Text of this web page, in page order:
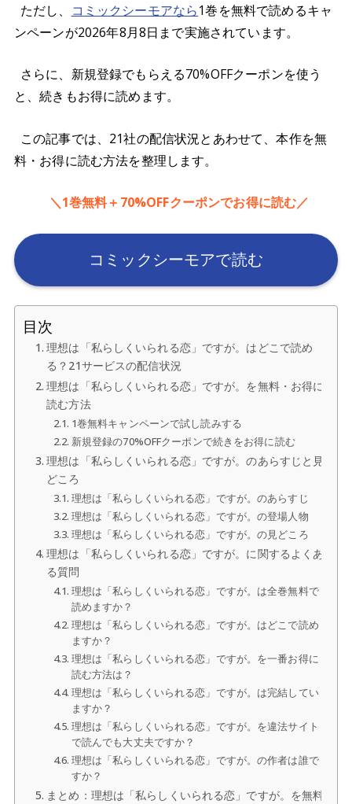
ただし、 コミックシーモアなら1巻を無料で読めるキャ
ンペーンが2026年8月8日まで実施されています。
さらに、新規登録でもらえる70%OFFクーポンを使う
と、続きもお得に読めます。
この記事では、21社の配信状況とあわせて、本作を無
料・お得に読む方法を整理します。
＼1巻無料＋70%OFFクーポンでお得に読む／
コミックシーモアで読む
目次
理想は「私らしくいられる恋」ですが。はどこで読め
る？21サービスの配信状況
理想は「私らしくいられる恋」ですが。を無料・お得に
読む方法
1巻無料キャンペーンで試し読みする
新規登録の70%OFFクーポンで続きをお得に読む
理想は「私らしくいられる恋」ですが。のあらすじと見
どころ
理想は「私らしくいられる恋」ですが。のあらすじ
理想は「私らしくいられる恋」ですが。の登場人物
理想は「私らしくいられる恋」ですが。の見どころ
理想は「私らしくいられる恋」ですが。に関するよくあ
る質問
理想は「私らしくいられる恋」ですが。は全巻無料で
読めますか？
理想は「私らしくいられる恋」ですが。はどこで読め
ますか？
理想は「私らしくいられる恋」ですが。を一番お得に
読む方法は？
理想は「私らしくいられる恋」ですが。は完結してい
ますか？
理想は「私らしくいられる恋」ですが。を違法サイト
で読んでも大丈夫ですか？
理想は「私らしくいられる恋」ですが。の作者は誰で
すか？
まとめ：理想は「私らしくいられる恋」ですが。を無料